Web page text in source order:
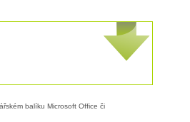
balíku Microsoft Office či